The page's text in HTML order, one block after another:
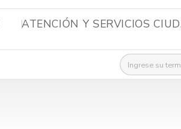
ATENCIÓN Y SERVICIOS
Buscar: